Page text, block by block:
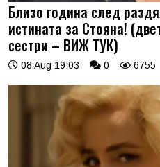
Близо година след
истината за Стояна!
сестри – ВИЖ ТУК)
08 Aug 19:03 0 6755